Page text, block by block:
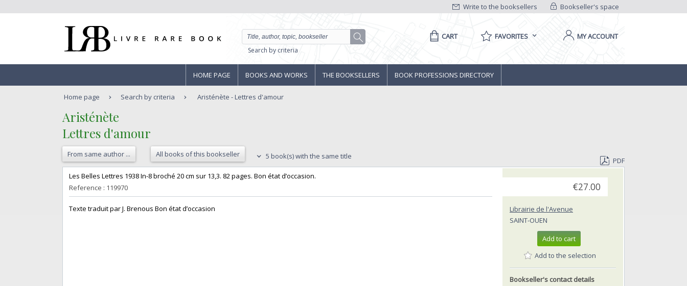
Bookseller's space
Write to the booksellers
Search by criteria
CART FAVORITES MY ACCOUNT
HOME PAGE BOOKS AND WORKS THE BOOKSELLERS BOOK PROFESSIONS DIRECTORY
Home page Search by criteria Aristénète - Lettres d'amour
‎Aristénète ‎
‎Lettres d'amour ‎
From same author ... All books of this bookseller 5 book(s) with the same title
PDF
‎Les Belles Lettres 1938 In-8 broché 20 cm sur 13,3. 82 pages. Bon état d’occasion.‎
Reference : 119970
‎Texte traduit par J. Brenous Bon état d’occasion ‎
€27.00
Librairie de l'Avenue
SAINT-OUEN
Add to cart
Add to the selection
Bookseller's contact details